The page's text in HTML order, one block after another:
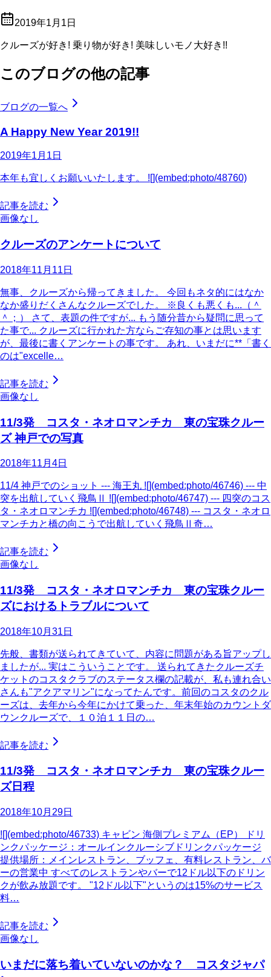
2019年1月1日
クルーズが好き! 乗り物が好き! 美味しいモノ大好き!!
このブログの他の記事
ブログの一覧へ
A Happy New Year 2019!!
2019年1月1日
本年も宜しくお願いいたします。 ![](embed:photo/48760)
記事を読む
画像なし
クルーズのアンケートについて
2018年11月11日
無事、クルーズから帰ってきました。 今回もネタ的にはなか
なか盛りだくさんなクルーズでした。 ※良くも悪くも...（＾
＾；） さて、表題の件ですが... もう随分昔から疑問に思って
た事で... クルーズに行かれた方ならご存知の事とは思います
が、最後に書くアンケートの事です。 あれ、いまだに**「書く
のは"excelle…
記事を読む
画像なし
11/3発 コスタ・ネオロマンチカ 東の宝珠クルー
ズ 神戸での写真
2018年11月4日
11/4 神戸でのショット --- 海王丸 ![](embed:photo/46746) --- 中
突を出航していく飛鳥Ⅱ ![](embed:photo/46747) --- 四突のコス
タ・ネオロマンチカ ![](embed:photo/46748) --- コスタ・ネオロ
マンチカと橋の向こうで出航していく飛鳥Ⅱ奇…
記事を読む
画像なし
11/3発 コスタ・ネオロマンチカ 東の宝珠クルー
ズにおけるトラブルについて
2018年10月31日
先般、書類が送られてきていて、内容に問題がある旨アップし
ましたが... 実はこういうことです。 送られてきたクルーズチ
ケットのコスタクラブのステータス欄の記載が、私も連れ合い
さんも"アクアマリン"になってたんです。前回のコスタのクル
ーズは、去年から今年にかけて乗った、年末年始のカウントダ
ウンクルーズで、１０泊１１日の…
記事を読む
11/3発 コスタ・ネオロマンチカ 東の宝珠クルー
ズ日程
2018年10月29日
![](embed:photo/46733) キャビン 海側プレミアム（EP） ドリ
ンクパッケージ：オールインクルーシブドリンクパッケージ
提供場所：メインレストラン、ブッフェ、有料レストラン、バ
ーの営業中 すべてのレストランやバーで12ドル以下のドリン
クが飲み放題です。 "12ドル以下"というのは15%のサービス
料…
記事を読む
画像なし
いまだに落ち着いていないのかな？ コスタジャパ